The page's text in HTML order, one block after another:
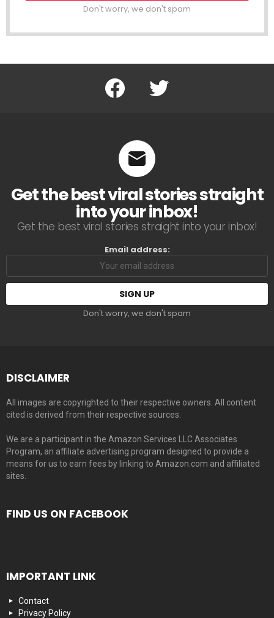
Don't worry, we don't spam
Facebook Twitter
Get the best viral stories straight
into your inbox!
Get the best viral stories straight into your inbox!
Email address:
Don't worry, we don't spam
DISCLAIMER
All images are copyrighted to their respective owners. All content
cited is derived from their respective sources.
We are a participant in the Amazon Services LLC Associates
Program, an affiliate advertising program designed to provide a
means for us to earn fees by linking to Amazon.com and affiliated
sites.
FIND US ON FACEBOOK
IMPORTANT LINK
Contact
Privacy Policy